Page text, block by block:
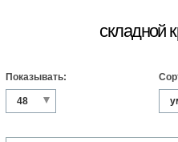
складной
Показывать: